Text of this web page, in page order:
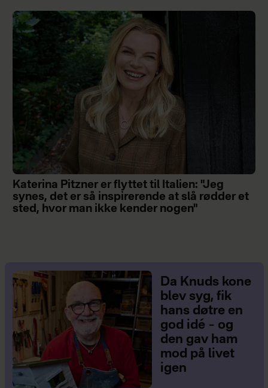
Katerina Pitzner er flyttet til Italien: "Jeg
synes, det er så inspirerende at slå rødder et
sted, hvor man ikke kender nogen"
Da Knuds kone
blev syg, fik
hans døtre en
god idé – og
den gav ham
mod på livet
igen